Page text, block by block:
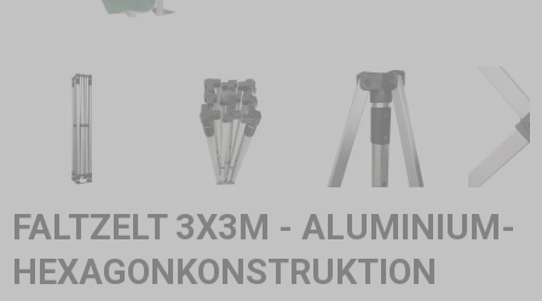
FALTZELT 3X3M - ALUMINIUM-
HEXAGONKONSTRUKTION